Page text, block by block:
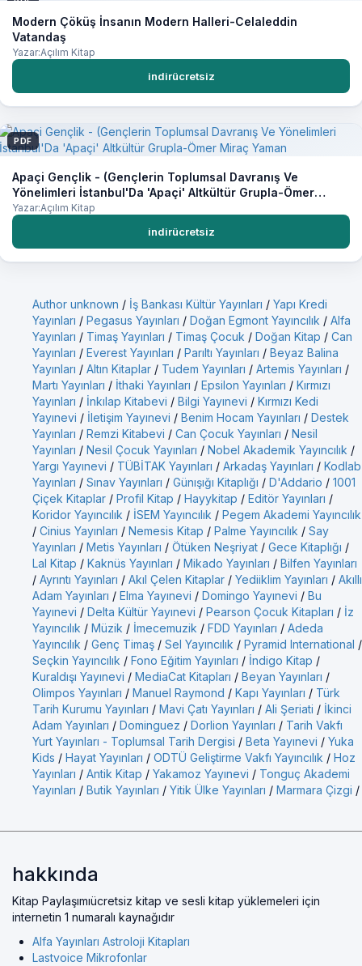
Modern Çöküş İnsanın Modern Halleri-Celaleddin
Vatandaş
Yazar:Açılım Kitap
indirücretsiz
PDF
Apaçi Gençlik - (Gençlerin Toplumsal Davranış Ve
Yönelimleri İstanbul'Da 'Apaçi' Altkültür Grupla-Ömer
Miraç Yaman
Yazar:Açılım Kitap
indirücretsiz
Author unknown / İş Bankası Kültür Yayınları / Yapı Kredi
Yayınları / Pegasus Yayınları / Doğan Egmont Yayıncılık / Alfa
Yayınları / Timaş Yayınları / Timaş Çocuk / Doğan Kitap / Can
Yayınları / Everest Yayınları / Parıltı Yayınları / Beyaz Balina
Yayınları / Altın Kitaplar / Tudem Yayınları / Artemis Yayınları /
Martı Yayınları / İthaki Yayınları / Epsilon Yayınları / Kırmızı
Yayınları / İnkılap Kitabevi / Bilgi Yayınevi / Kırmızı Kedi
Yayınevi / İletişim Yayınevi / Benim Hocam Yayınları / Destek
Yayınları / Remzi Kitabevi / Can Çocuk Yayınları / Nesil
Yayınları / Nesil Çocuk Yayınları / Nobel Akademik Yayıncılık /
Yargı Yayınevi / TÜBİTAK Yayınları / Arkadaş Yayınları / Kodlab
Yayınları / Sınav Yayınları / Günışığı Kitaplığı / D'Addario / 1001
Çiçek Kitaplar / Profil Kitap / Hayykitap / Editör Yayınları /
Koridor Yayıncılık / İSEM Yayıncılık / Pegem Akademi Yayıncılık
/ Cinius Yayınları / Nemesis Kitap / Palme Yayıncılık / Say
Yayınları / Metis Yayınları / Ötüken Neşriyat / Gece Kitaplığı /
Lal Kitap / Kaknüs Yayınları / Mikado Yayınları / Bilfen Yayınları
/ Ayrıntı Yayınları / Akıl Çelen Kitaplar / Yediiklim Yayınları / Akıllı
Adam Yayınları / Elma Yayınevi / Domingo Yayınevi / Bu
Yayınevi / Delta Kültür Yayınevi / Pearson Çocuk Kitapları / İz
Yayıncılık / Müzik / İmecemuzik / FDD Yayınları / Adeda
Yayıncılık / Genç Timaş / Sel Yayıncılık / Pyramid International /
Seçkin Yayıncılık / Fono Eğitim Yayınları / İndigo Kitap /
Kuraldışı Yayınevi / MediaCat Kitapları / Beyan Yayınları /
Olimpos Yayınları / Manuel Raymond / Kapı Yayınları / Türk
Tarih Kurumu Yayınları / Mavi Çatı Yayınları / Ali Şeriati / İkinci
Adam Yayınları / Dominguez / Dorlion Yayınları / Tarih Vakfı
Yurt Yayınları - Toplumsal Tarih Dergisi / Beta Yayınevi / Yuka
Kids / Hayat Yayınları / ODTÜ Geliştirme Vakfı Yayıncılık / Hoz
Yayınları / Antik Kitap / Yakamoz Yayınevi / Tonguç Akademi
Yayınları / Butik Yayınları / Yitik Ülke Yayınları / Marmara Çizgi /
hakkında
Kitap Paylaşımıücretsiz kitap ve sesli kitap yüklemeleri için
internetin 1 numaralı kaynağıdır
Alfa Yayınları Astroloji Kitapları
Lastvoice Mikrofonlar